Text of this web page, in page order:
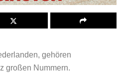
gehören
großen Nummern.